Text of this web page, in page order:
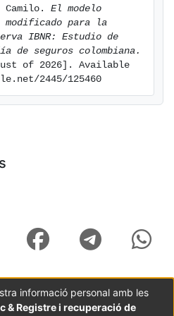
Camilo. El modelo
modificado para la
IBNR: Estudio de
de seguros colombiana.
of 2026]. Available
2445/125460
informació personal amb les
& Registre i recuperació de